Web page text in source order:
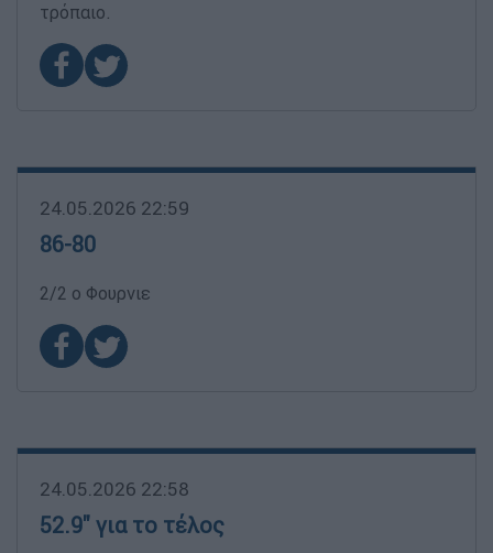
τρόπαιο.
24.05.2026 22:59
86-80
2/2 ο Φουρνιε
24.05.2026 22:58
52.9'' για το τέλος